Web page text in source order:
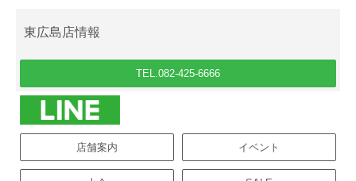
東広島店情報
TEL.082-425-6666
店舗案内 イベント